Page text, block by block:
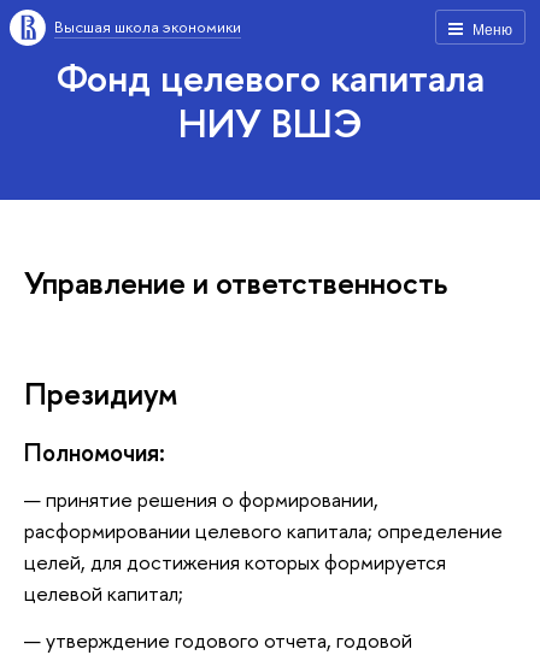
Меню
Высшая школа экономики
Фонд целевого капитала
НИУ ВШЭ
Управление и ответственность
Президиум
Полномочия:
принятие решения о формировании,
расформировании целевого капитала; определение
целей, для достижения которых формируется
целевой капитал;
утверждение годового отчета, годовой